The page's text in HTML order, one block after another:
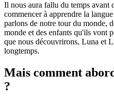
Il nous aura fallu du temps avant
commencer à apprendre la
parlons de notre tour du monde,
monde et des enfants qu'ils vont
que nous découvrirons, Luna et
longtemps.
Mais comment
?